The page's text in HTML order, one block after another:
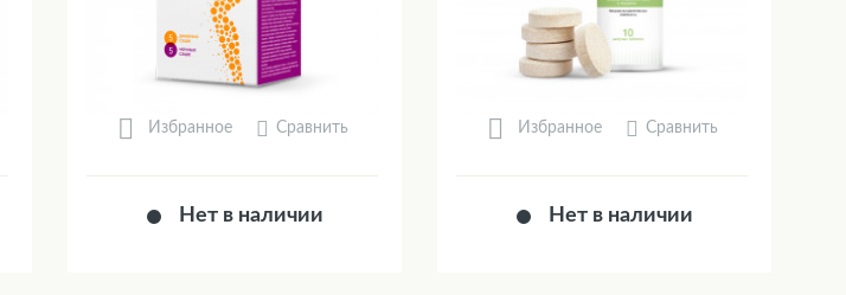
Избранное Сравнить
Нет в наличии
Избранное Сравнить
Нет в наличии